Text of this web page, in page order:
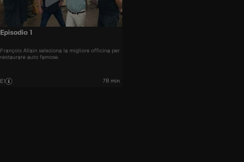
Episodio 1
François Allain seleziona la migliore officina per
restaurare auto famose.
E1 78 min